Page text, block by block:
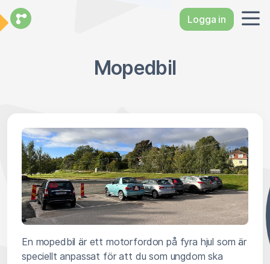
Logga in
Mopedbil
En mopedbil är ett motorfordon på fyra hjul som är
speciellt anpassat för att du som ungdom ska